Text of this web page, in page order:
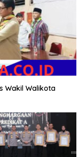
Wakil Walikota